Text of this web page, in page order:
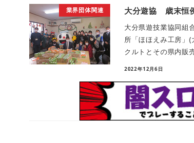
業界団体関連 大分遊協 歳末恒
大分県遊技業協同組
所「ほほえみ工房」
クルトとその県内販
2022年12月6日